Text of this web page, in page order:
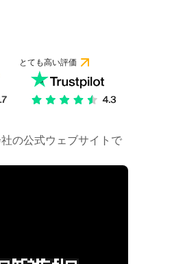
とても高い評価
の公式ウェブサイトで